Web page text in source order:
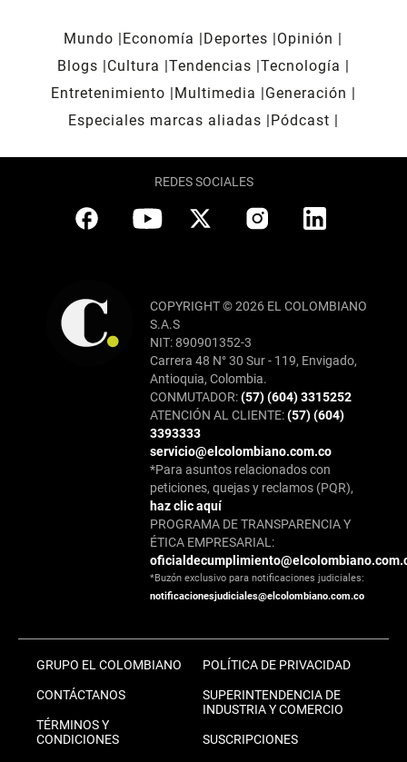
Mundo Economía Deportes
Opinión
Blogs
Cultura Tendencias Tecnología
Entretenimiento
Multimedia
Generación
Especiales marcas aliadas
Pódcast
REDES SOCIALES
COPYRIGHT © 2026 EL COLOMBIANO
S.A.S
NIT: 890901352-3
Carrera 48 N° 30 Sur - 119, Envigado,
Antioquia, Colombia.
CONMUTADOR:(57) (604) 3315252
ATENCIÓN AL CLIENTE:(57) (604)
3393333
servicio@elcolombiano.com.co
*Para asuntos relacionados con
peticiones, quejas y reclamos (PQR),
haz clic aquí
PROGRAMA DE TRANSPARENCIA Y
ÉTICA EMPRESARIAL:
*Buzón exclusivo para notificaciones judiciales:
notificacionesjudiciales@elcolombiano.com.co
GRUPO EL COLOMBIANO
CONTÁCTANOS
TÉRMINOS Y
CONDICIONES
POLÍTICA DE PRIVACIDAD
SUPERINTENDENCIA DE
INDUSTRIA Y COMERCIO
SUSCRIPCIONES